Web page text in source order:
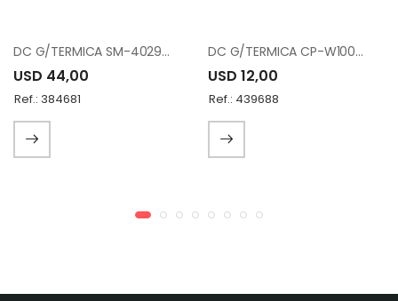
DC G/TERMICA SM-4029-070/100 GOLD CHROME
USD 44,00
Ref.: 384681
DC G/TERMICA CP-W100 BLACK
USD 12,00
Ref.: 439688